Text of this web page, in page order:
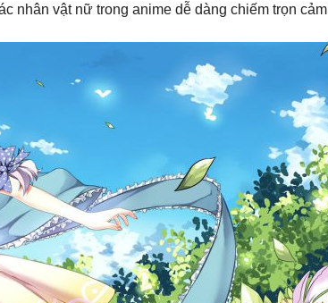
nhân vật nữ trong anime dễ dàng chiếm trọn